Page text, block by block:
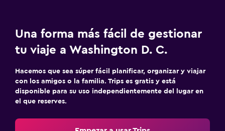
Una forma más fácil de gestionar
tu viaje a Washington D. C.
Hacemos que sea súper fácil planificar, organizar y viajar
con los amigos o la familia. Trips es gratis y está
disponible para su uso independientemente del lugar en
el que reserves.